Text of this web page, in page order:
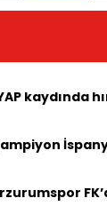
kaydında